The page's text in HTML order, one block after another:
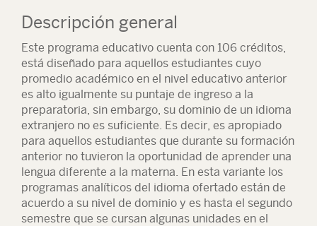
Descripción general
Este programa educativo cuenta con 106 créditos,
está diseñado para aquellos estudiantes cuyo
promedio académico en el nivel educativo anterior
es alto igualmente su puntaje de ingreso a la
preparatoria, sin embargo, su dominio de un idioma
extranjero no es suficiente. Es decir, es apropiado
para aquellos estudiantes que durante su formación
anterior no tuvieron la oportunidad de aprender una
lengua diferente a la materna. En esta variante los
programas analíticos del idioma ofertado están de
acuerdo a su nivel de dominio y es hasta el segundo
semestre que se cursan algunas unidades en el